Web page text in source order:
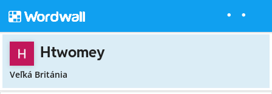
Htwomey
Veľká Británia